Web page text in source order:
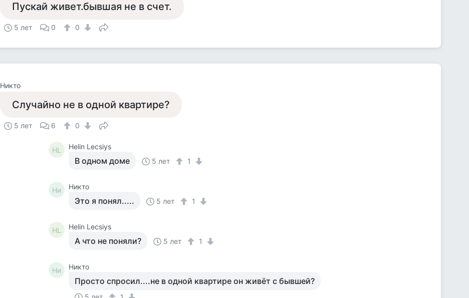
Пускай живет.бывшая не в счет.
5 лет 0 0
Никто
Случайно не в одной квартире?
5 лет 6 0
HL Helin Lecsiys
В одном доме 5 лет 1
Ни Никто
Это я понял..... 5 лет 1
HL Helin Lecsiys
А что не поняли? 5 лет 1
Ни Никто
Просто спросил....не в одной квартире он живёт с бывшей?